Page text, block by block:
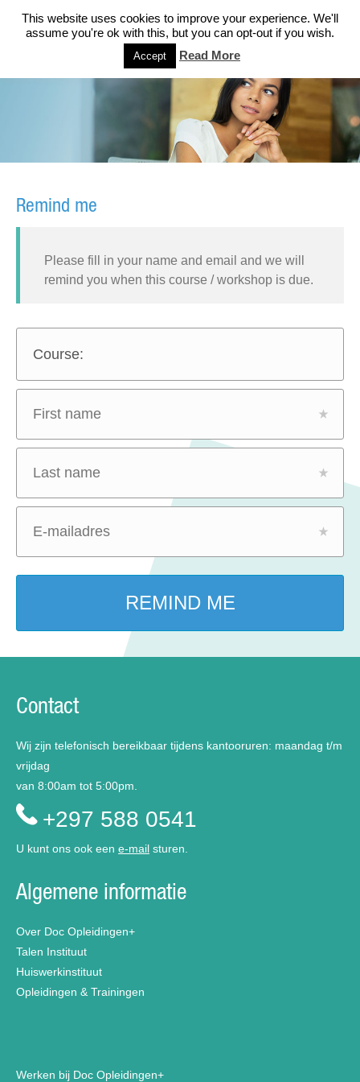
Remind me
Please fill in your name and email and we will
remind you when this course / workshop is due.
Course:
This website uses cookies to improve your experience. We'll
assume you're ok with this, but you can opt-out if you wish.
Accept Read More
Contact
Wij zijn telefonisch bereikbaar tijdens kantooruren: maandag t/m
vrijdag
van 8:00am tot 5:00pm.
+297 588 0541
U kunt ons ook een e-mail sturen.
Algemene informatie
Over Doc Opleidingen+
Talen Instituut
Huiswerkinstituut
Opleidingen & Trainingen
Werken bij Doc Opleidingen+